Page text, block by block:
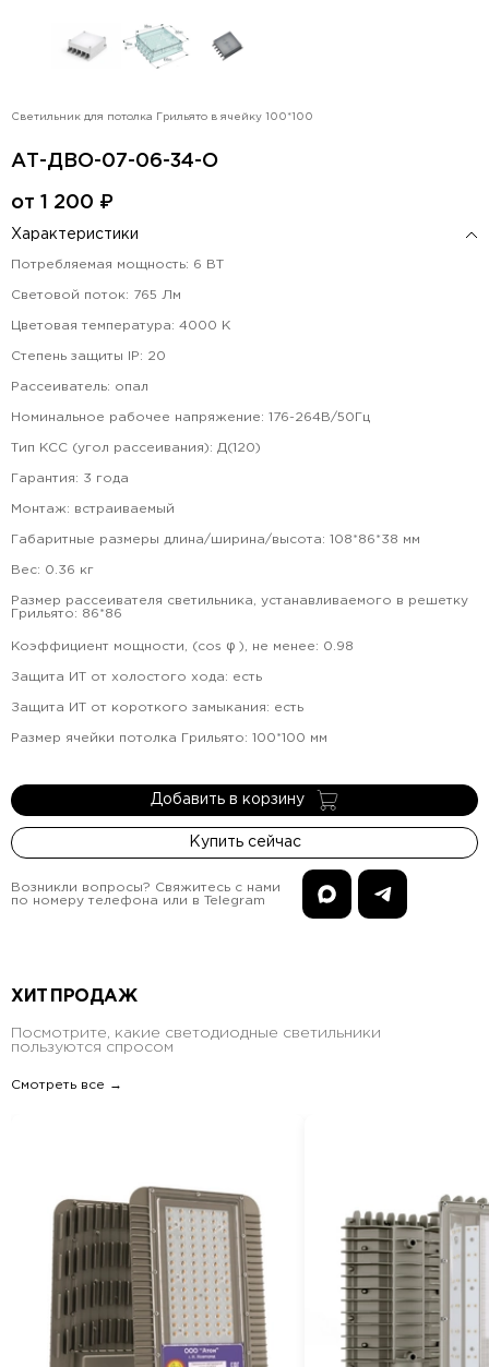
Светильник для потолка Грильято в ячейку 100*100
АТ-ДВО-07-06-34-О
от 1 200 ₽
Характеристики
Потребляемая мощность: 6 ВТ
Световой поток: 765 Лм
Цветовая температура: 4000 К
Степень защиты IP: 20
Рассеиватель: опал
Номинальное рабочее напряжение: 176-264В/50Гц
Тип КСС (угол рассеивания): Д(120)
Гарантия: 3 года
Монтаж: встраиваемый
Габаритные размеры длина/ширина/высота: 108*86*38 мм
Вес: 0.36 кг
Размер рассеивателя светильника, устанавливаемого в решетку
Грильято: 86*86
Коэффициент мощности, (cos φ ), не менее: 0.98
Защита ИТ от холостого хода: есть
Защита ИТ от короткого замыкания: есть
Размер ячейки потолка Грильято: 100*100 мм
Добавить в корзину
Купить сейчас
Возникли вопросы? Свяжитесь с нами
по номеру телефона или в Telegram
ХИТ ПРОДАЖ
Посмотрите, какие светодиодные светильники
пользуются спросом
Смотреть все →